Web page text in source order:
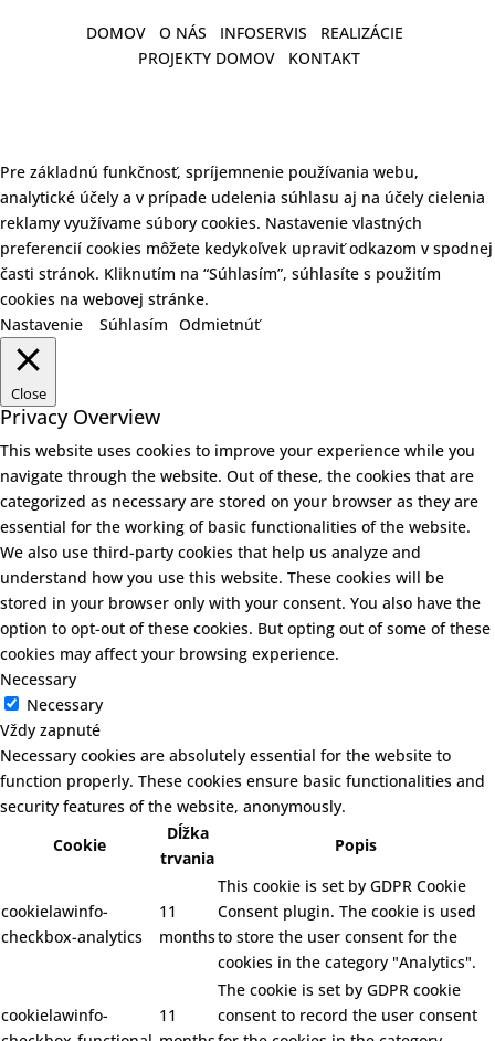
DOMOV O NÁS INFOSERVIS
REALIZÁCIE
PROJEKTY DOMOV
KONTAKT
Pre základnú funkčnosť, spríjemnenie používania webu,
analytické účely a v prípade udelenia súhlasu aj na účely cielenia
reklamy využívame súbory cookies. Nastavenie vlastných
preferencií cookies môžete kedykoľvek upraviť odkazom v spodnej
časti stránok. Kliknutím na “Súhlasím”, súhlasíte s použitím
cookies na webovej stránke.
Nastavenie
Súhlasím Odmietnúť
Close
Privacy Overview
This website uses cookies to improve your experience while you
navigate through the website. Out of these, the cookies that are
categorized as necessary are stored on your browser as they are
essential for the working of basic functionalities of the website.
We also use third-party cookies that help us analyze and
understand how you use this website. These cookies will be
stored in your browser only with your consent. You also have the
option to opt-out of these cookies. But opting out of some of these
cookies may affect your browsing experience.
Necessary
Necessary
Vždy zapnuté
Necessary cookies are absolutely essential for the website to
function properly. These cookies ensure basic functionalities and
security features of the website, anonymously.
Cookie
Dĺžka
trvania
Popis
cookielawinfo-
checkbox-analytics
11
months
This cookie is set by GDPR Cookie
Consent plugin. The cookie is used
to store the user consent for the
cookies in the category "Analytics".
cookielawinfo-
11
The cookie is set by GDPR cookie
consent to record the user consent